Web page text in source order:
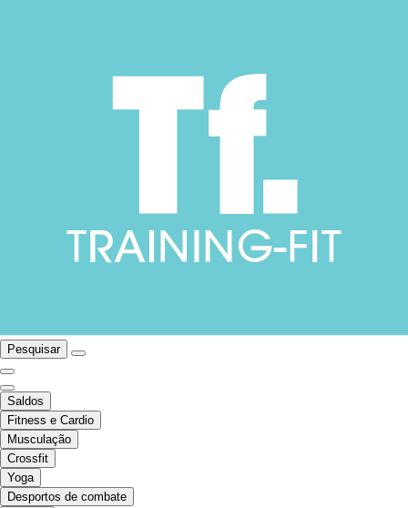
Pesquisar
Saldos
Fitness e Cardio
Musculação
Crossfit
Yoga
Desportos de combate